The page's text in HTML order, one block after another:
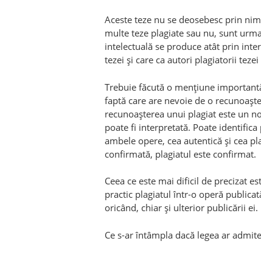
Aceste teze nu se deosebesc prin
multe teze plagiate sau nu, sunt
intelectuală se produce atât prin
tezei şi care ca autori plagiatorii tezei
Trebuie făcută o menţiune
faptă care are nevoie de o
recunoaşterea unui plagiat este un
poate fi interpretată. Poate identifica
ambele opere, cea autentică şi cea
confirmată, plagiatul este confirmat.
Ceea ce este mai dificil de precizat
practic plagiatul într-o operă
oricând, chiar şi ulterior publicării ei.
Ce s-ar întâmpla dacă legea ar